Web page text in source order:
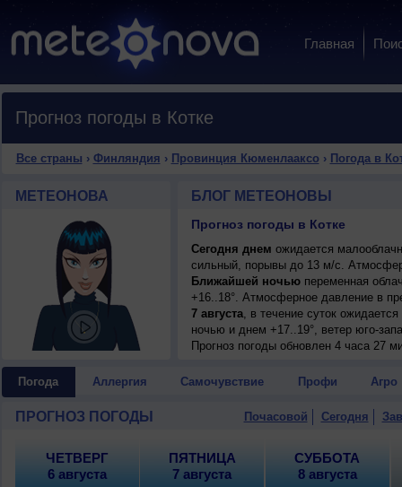
Главная
Прогноз погоды в Котке
Все страны › Финляндия › Провинция Кюменлааксо › Погода в
МЕТЕОНОВА БЛОГ МЕТЕОНОВЫ
Прогноз погоды в Котке
Сегодня днем ожидается
сильный, порывы до 13 м/с.
Ближайшей ночьюпеременная
+16..18°. Атмосферное давление в
7 августа, в течение суток
ночью и днем +17..19°, ветер юго-
7 августа, ожидается переменная
8 августа, в течение суток
, ожидается переменная
ветер юго-западный, сильный,
Прогноз погоды обновлен 4 часа 27
Погода Аллергия Самочувствие Профи Агро
ПРОГНОЗ ПОГОДЫ Почасовой Сегодня
ЧЕТВЕРГ
6 августа
ПЯТНИЦА
7 августа
СУББОТА
8 августа